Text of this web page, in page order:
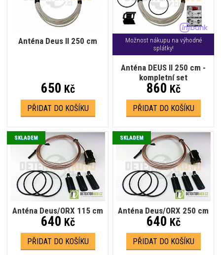
Anténa Deus II 250 cm
650 Kč
PŘIDAT DO KOŠÍKU
Možnost nákupu na výhodné
splátky!
Anténa DEUS II 250 cm -
kompletní set
860 Kč
PŘIDAT DO KOŠÍKU
Anténa Deus/ORX 115 cm
SKLADEM
640 Kč
PŘIDAT DO KOŠÍKU
Anténa Deus/ORX 250 cm
SKLADEM
640 Kč
PŘIDAT DO KOŠÍKU